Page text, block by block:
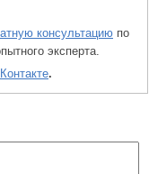
консультацию по
эксперта.
.